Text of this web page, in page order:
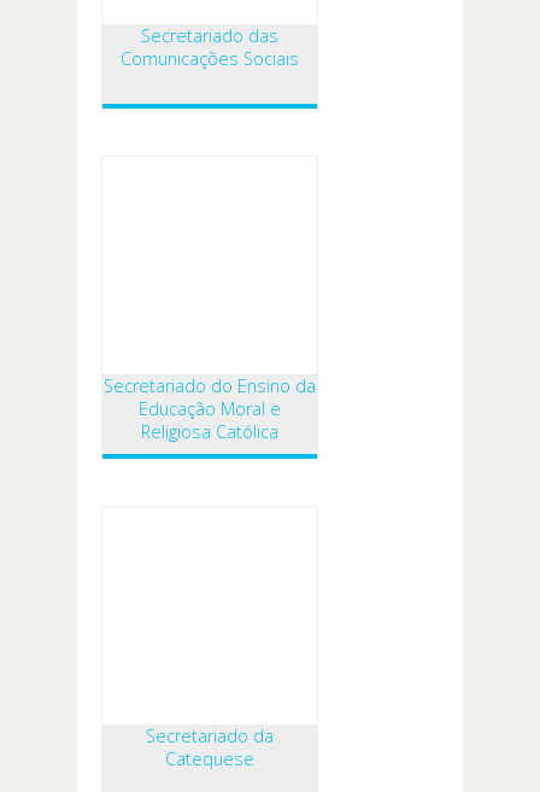
Secretariado das
Comunicações Sociais
Secretariado do Ensino da
Educação Moral e
Religiosa Católica
Secretariado da
Catequese